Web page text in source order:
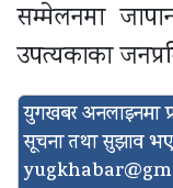
सम्मेलनमा
उपत्यकाका
युगखबर अनलाइनमा
सूचना तथा सुझाव भए